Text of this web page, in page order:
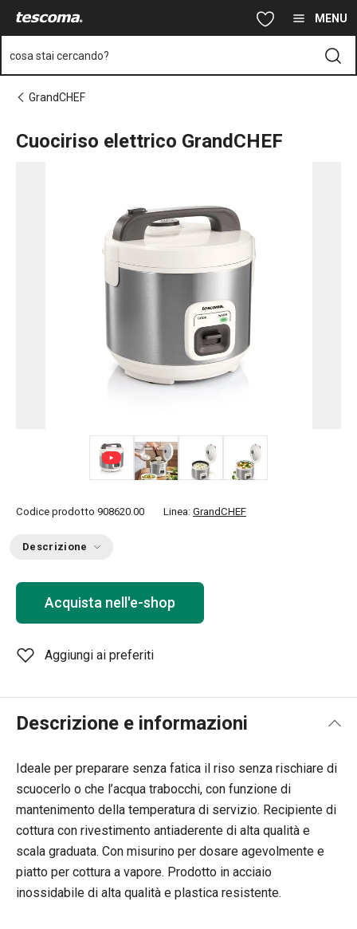
Vai al contenuto principale MENU
cosa stai cercando?
GrandCHEF
Cuociriso elettrico GrandCHEF
Codice prodotto 908620.00 Linea: GrandCHEF
Descrizione
Acquista nell'e-shop
Aggiungi ai preferiti
Descrizione e informazioni
Ideale per preparare senza fatica il riso senza rischiare di
scuocerlo o che l’acqua trabocchi, con funzione di
mantenimento della temperatura di servizio. Recipiente di
cottura con rivestimento antiaderente di alta qualità e
scala graduata. Con misurino per dosare agevolmente e
piatto per cottura a vapore. Prodotto in acciaio
inossidabile di alta qualità e plastica resistente.